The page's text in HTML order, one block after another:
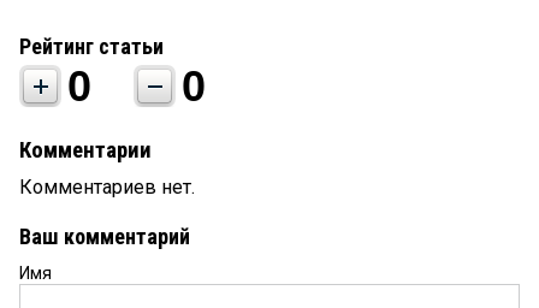
Рейтинг статьи
0 0
Комментарии
Комментариев нет.
Ваш комментарий
Имя